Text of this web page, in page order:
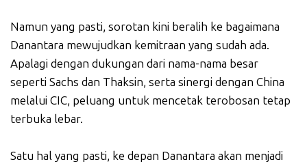
Namun yang pasti, sorotan kini beralih ke bagaimana
Danantara mewujudkan kemitraan yang sudah ada.
Apalagi dengan dukungan dari nama-nama besar
seperti Sachs dan Thaksin, serta sinergi dengan China
melalui CIC, peluang untuk mencetak terobosan tetap
terbuka lebar.
Satu hal yang pasti, ke depan Danantara akan menjadi